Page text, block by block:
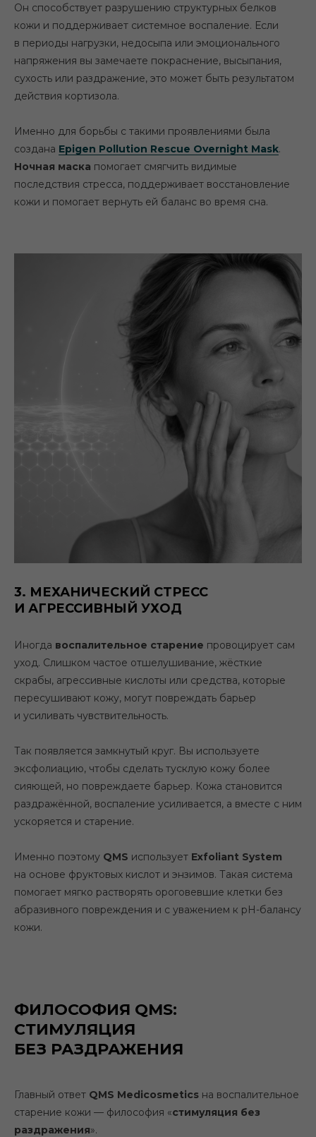
Он способствует разрушению структурных белков
кожи и поддерживает системное воспаление. Если
в периоды нагрузки, недосыпа или эмоционального
напряжения вы замечаете покраснение, высыпания,
сухость или раздражение, это может быть результатом
действия кортизола.
Именно для борьбы с такими проявлениями была
создана Epigen Pollution Rescue Overnight Mask.
Ночная маска помогает смягчить видимые
последствия стресса, поддерживает восстановление
кожи и помогает вернуть ей баланс во время сна.
3. МЕХАНИЧЕСКИЙ СТРЕСС
И АГРЕССИВНЫЙ УХОД
Иногда воспалительное старение провоцирует сам
уход. Слишком частое отшелушивание, жёсткие
скрабы, агрессивные кислоты или средства, которые
пересушивают кожу, могут повреждать барьер
и усиливать чувствительность.
Так появляется замкнутый круг. Вы используете
эксфолиацию, чтобы сделать тусклую кожу более
сияющей, но повреждаете барьер. Кожа становится
раздражённой, воспаление усиливается, а вместе с ним
ускоряется и старение.
Именно поэтому QMS использует Exfoliant System
на основе фруктовых кислот и энзимов. Такая система
помогает мягко растворять ороговевшие клетки без
абразивного повреждения и с уважением к pH-балансу
кожи.
ФИЛОСОФИЯ QMS:
СТИМУЛЯЦИЯ
БЕЗ РАЗДРАЖЕНИЯ
Главный ответ QMS Medicosmetics на воспалительное
старение кожи — философия «стимуляция без
раздражения».